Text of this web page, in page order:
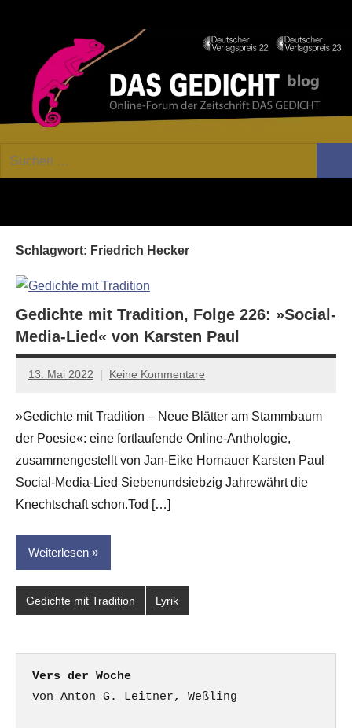
GEDICHT
Forum
von
Essay
und
Kritik
Suchen
Schlagwort: Friedrich Hecker
Gedichte mit Tradition, Folge 226: »Social-
Media-Lied« von Karsten Paul
13. Mai 2022
Jan-
Hornauer
für
dasgedichtblog
Keine Kommentare
»Gedichte mit Tradition – Neue Blätter am Stammbaum
der Poesie«: eine fortlaufende Online-Anthologie,
zusammengestellt von Jan-Eike Hornauer Karsten Paul
Social-Media-Lied Siebenundsiebzig Jahrewährt die
Knechtschaft schon.Tod […]
Weiterlesen
Gedichte mit Tradition Lyrik
Vers der Woche